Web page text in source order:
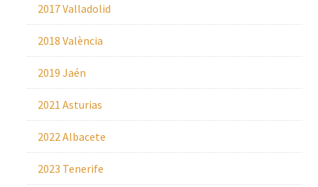
2017 Valladolid
2018 València
2019 Jaén
2021 Asturias
2022 Albacete
2023 Tenerife